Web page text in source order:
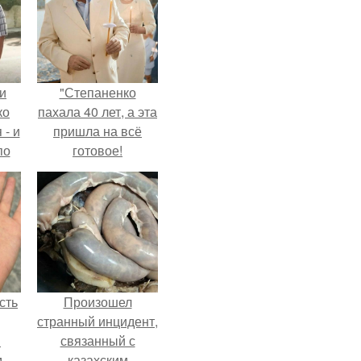
- и
"Степаненко
пахала 40 лет, а эта
пришла на всё
готовое!
Произошел
странный инцидент,
связанный с